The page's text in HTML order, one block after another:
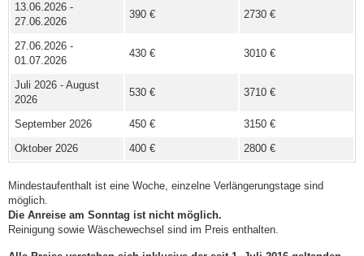
13.06.2026 -
27.06.2026
390 € 2730 €
27.06.2026 -
01.07.2026
430 € 3010 €
Juli 2026 - August
2026
530 € 3710 €
September 2026 450 €
3150 €
Oktober 2026
400 € 2800 €
Mindestaufenthalt ist eine Woche, einzelne Verlängerungstage sind
möglich.
Die Anreise am Sonntag ist nicht möglich.
Reinigung sowie Wäschewechsel sind im Preis enthalten.